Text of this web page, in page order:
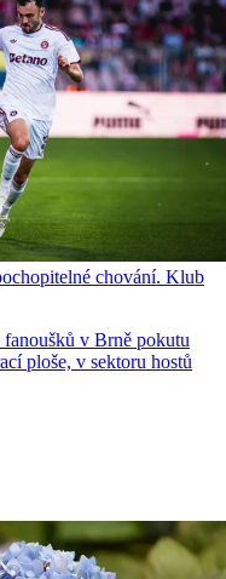
chování. Klub
fanoušků v Brně pokutu
ploše, v sektoru hostů